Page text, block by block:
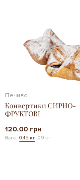
Печиво
Конвертики СИРНО-
ФРУКТОВІ
120.00 грн
Вага: 0.45 кг 0.9 кг